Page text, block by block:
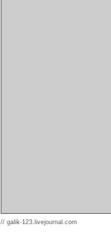
// galik-123.livejournal.com